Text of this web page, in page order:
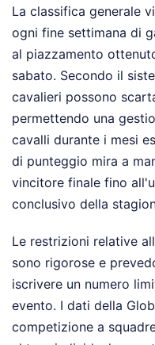
La classifica generale
ogni fine settimana di
al piazzamento
sabato. Secondo il
cavalieri possono
permettendo una
cavalli durante i mesi
di punteggio mira a
vincitore finale fino
conclusivo della
Le restrizioni relative
sono rigorose e
iscrivere un numero
evento. I dati della
competizione a